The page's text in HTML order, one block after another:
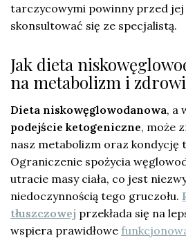
tarczycowymi powinny przed
skonsultować się ze specjalistą.
Jak dieta
na metabolizm i
Dieta niskowęglowodanowa, a
podejście ketogeniczne, może
nasz metabolizm oraz kondycję
Ograniczenie spożycia
utracie masy ciała, co jest
niedoczynnością tego gruczołu.
tłuszczowej przekłada się na
wspiera prawidłowe